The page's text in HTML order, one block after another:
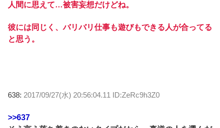
人間に思えて…被害妄想だけどね。
彼には同じく、バリバリ仕事も遊びもできる人が合ってる
と思う。
638: 2017/09/27(水) 20:56:04.11 ID:ZeRc9h3Z0
>>637